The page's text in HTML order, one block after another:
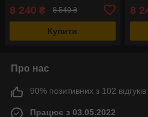
8 240 ₴ 8 540 ₴
Купити
8
Про нас
90% позитивних з 102 відгуків
Працює з 03.05.2022